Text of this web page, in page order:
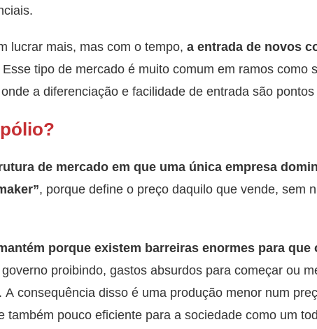
lucrar mais, mas com o tempo, a entrada de novos
Esse tipo de mercado é muito comum em ramos como
a diferenciação e facilidade de entrada são
de mercado em que uma única empresa
, porque define o preço daquilo que vende, sem
porque existem barreiras enormes para
proibindo, gastos absurdos para começar ou
consequência disso é uma produção menor num
também pouco eficiente para a sociedade como um